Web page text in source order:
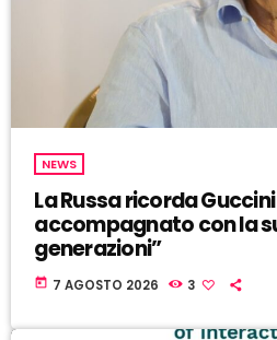
NEWS
La Russa ricorda Guccini
accompagnato con la
generazioni”
today 7 AGOSTO 2026 3